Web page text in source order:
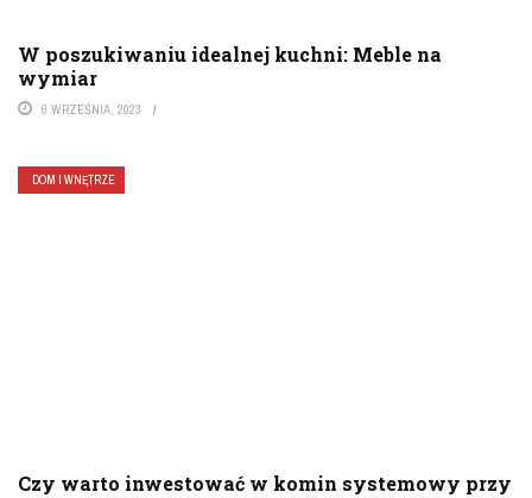
W poszukiwaniu idealnej kuchni: Meble na
wymiar
6 WRZEŚNIA, 2023
DOM I WNĘTRZE
Czy warto inwestować w komin systemowy przy